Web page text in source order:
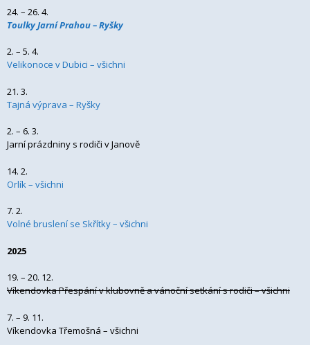
24. – 26. 4.
Toulky Jarní Prahou – Ryšky
2. – 5. 4.
Velikonoce v Dubici – všichni
21. 3.
Tajná výprava – Ryšky
2. – 6. 3.
Jarní prázdniny s rodiči v Janově
14. 2.
Orlík – všichni
7. 2.
Volné bruslení se Skřítky – všichni
2025
19. – 20. 12.
Víkendovka Přespání v klubovně a vánoční setkání s rodiči – všichni
7. – 9. 11.
Víkendovka Třemošná – všichni